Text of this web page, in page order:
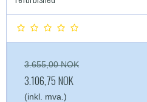
3.655,00 NOK
3.106,75 NOK
(inkl. mva.)